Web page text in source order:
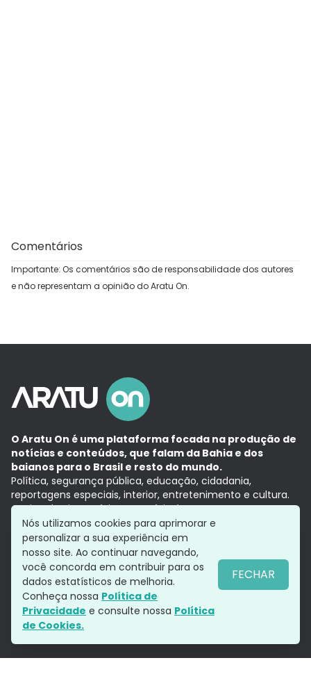
Comentários
Importante: Os comentários são de responsabilidade dos autores
e não representam a opinião do Aratu On.
O Aratu On é uma plataforma focada na produção de
notícias e conteúdos, que falam da Bahia e dos
baianos para o Brasil e resto do mundo.
Política, segurança pública, educação, cidadania,
reportagens especiais, interior, entretenimento e cultura.
Aqui, tudo vira notícia e a notícia é no tempo presente,
com a credibilidade do Grupo Aratu.
Grupo Aratu
Política de privacidade
Siga-nos
Nós utilizamos cookies para aprimorar e
personalizar a sua experiência em
nosso site. Ao continuar navegando,
você concorda em contribuir para os
dados estatísticos de melhoria.
Conheça nossa Política de
Privacidade e consulte nossa Política
de Cookies.
FECHAR